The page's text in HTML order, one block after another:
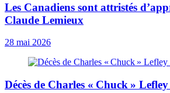
Les Canadiens sont attristés
Claude Lemieux
28 mai 2026
Décès de Charles « Chuck »